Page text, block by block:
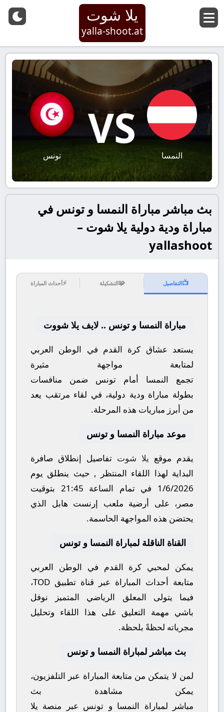
يلا شوت
yalla-shoot.at
النمسا
VS
تونس
بث مباشر مباراة النمسا و تونس في
مباراة ودية دولية يلا شوت –
yallashoot
📺التفاصيل 🧩التشكيلة ⚡أحداث المباراة
مباراة النمسا و تونس .. لايف يلا شووت
يستعد عشاق كرة القدم في الوطن العربي
لمتابعة مواجهة مثيرة
تجمع النمسا أمام تونس ضمن منافسات
بطولة مباراة ودية دولية، في لقاء مرتقب يعد
من أبرز مباريات هذه المرحلة.
موعد مباراة النمسا و تونس
يقدم موقع يلا شوت تفاصيل إنطلاق صافرة
البداية لهذا اللقاء المنتظر , حيث ينطلق يوم
1/6/2026 في تمام الساعة 21:45 بتوقيت
مصر، على أرضية ملعب إرنست هابل الذي
يحتضن هذه المواجهة الحاسمة.
القناة الناقلة لمباراة النمسا و تونس
يمكن لمحبي كرة القدم في الوطن العربي
متابعة أحداث المباراة عبر قناة تطبيق TOD
،
فيما يتولى المعلق الرياضي المتميز نوفل
باشي مهمة التعليق على هذا اللقاء وتحليل
مجرياته لحظةً بلحظة.
بث مباشر لمباراة النمسا و تونس
لمن لا يتمكن من متابعة المباراة عبر التلفزيون،
يمكن مشاهدة بث
مباشر
لمباراة النمسا و تونس عبر منصة يلا